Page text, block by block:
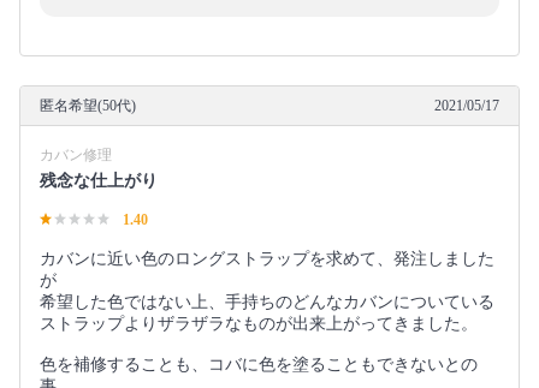
匿名希望(50代) 2021/05/17
カバン修理
残念な仕上がり
1.40
カバンに近い色のロングストラップを求めて、発注しました
が
希望した色ではない上、手持ちのどんなカバンについている
ストラップよりザラザラなものが出来上がってきました。
色を補修することも、コバに色を塗ることもできないとの